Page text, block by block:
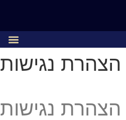
הצהרת נגישות
הצהרת נגישות